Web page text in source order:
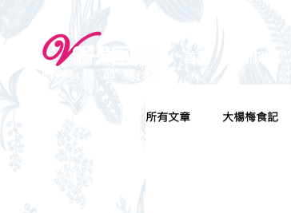
首頁 最新消息
所有文章 大楊梅食記